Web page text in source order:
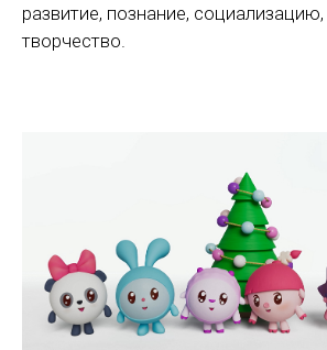
развитие, познание, социализацию,
творчество.